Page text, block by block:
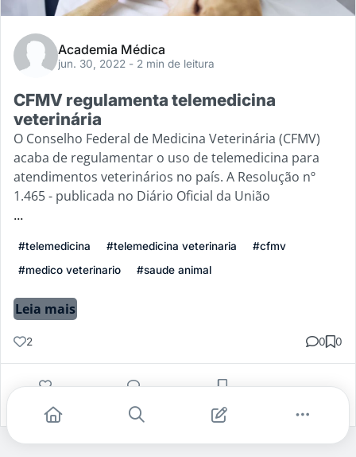
Academia Médica
jun. 30, 2022 - 2 min de leitura
CFMV regulamenta telemedicina
veterinária
O Conselho Federal de Medicina Veterinária (CFMV)
acaba de regulamentar o uso de telemedicina para
atendimentos veterinários no país. A Resolução nº
1.465 - publicada no Diário Oficial da União
...
#telemedicina #telemedicina veterinaria
#cfmv
#medico veterinario
#saude animal
Leia mais
2 0 0
Gostei Comentar Salvar